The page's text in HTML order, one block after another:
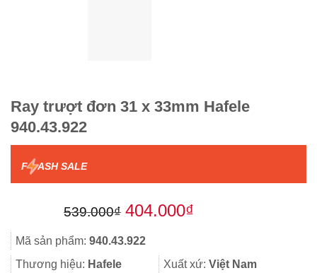
Ray trượt đơn 31 x 33mm Hafele
940.43.922
F ASH SALE
539.000₫ Giá
gốc
404.000₫
tại
Mã sản phẩm: 940.43.922
Thương hiệu: Hafele Xuất xứ: Việt Nam